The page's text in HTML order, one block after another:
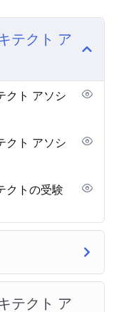
テクト ア
クト アソシ
クト アソシ
クトの受験
テクト ア